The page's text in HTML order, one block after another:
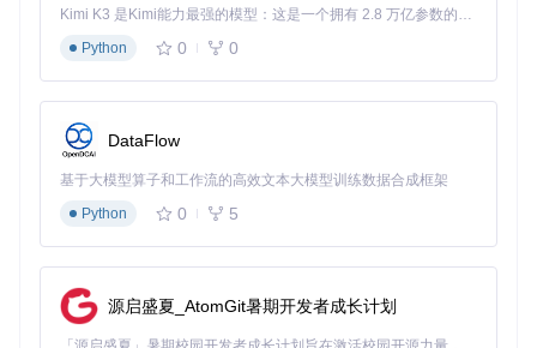
QueueHandle_t highPriorityQueue = xQueueCreate(8
QueueHandle_t lowPriorityQueue =
在系统空闲时，根据优先级从队列中获取数据并预加载到发送
缓冲区。通过中断回调函数，在主机请求时快速发送预加载的
数据。
void preloadTask(void *pvParameters) {
  DataPackage data;
while
// 优先处理高优先级数据
if
(xQueueReceive (highPriorityQueue, &data,
Kimi K3 是Kimi能力最强的模型：这是一个拥有 2.8 万亿参数的混合专家（MoE）模型，具备原生视觉理解能力，并支持 100 万 token 的上下文窗口。
Python
0 0
DataFlow
基于大模型算子和工作流的高效文本大模型训练数据合成框架
Python
0 5
源启盛夏_AtomGit暑期开发者成长计划